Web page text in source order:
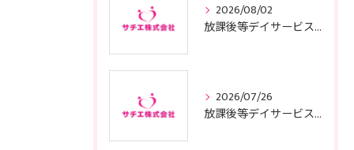
2026/08/02
放課後等デイサービスの基本方針と東京都で運営適合するためのポイント
2026/07/26
放課後等デイサービスの子供サポートで安心と成長を叶える利用ガイド